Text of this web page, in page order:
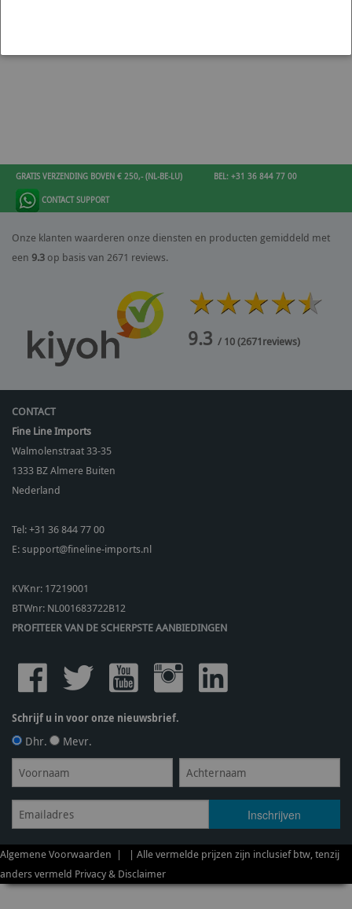
GRATIS VERZENDING BOVEN € 250,- (NL-BE-LU) BEL: +31 36 844 77 00
CONTACT SUPPORT
Onze klanten waarderen onze diensten en producten gemiddeld met
een 9.3 op basis van 2671 reviews.
9.3 / 10(2671reviews)
CONTACT
Fine Line Imports
Walmolenstraat 33-35
1333 BZAlmere Buiten
Nederland
Tel:+31 36 844 77 00
E:support@fineline-imports.nl
KVKnr: 17219001
BTWnr: NL001683722B12
PROFITEER VAN DE SCHERPSTE AANBIEDINGEN
Schrijf u in voor onze nieuwsbrief.
Dhr. Mevr.
Algemene Voorwaarden | | Alle vermelde prijzen zijn inclusief btw, tenzij
anders vermeld Privacy & Disclaimer